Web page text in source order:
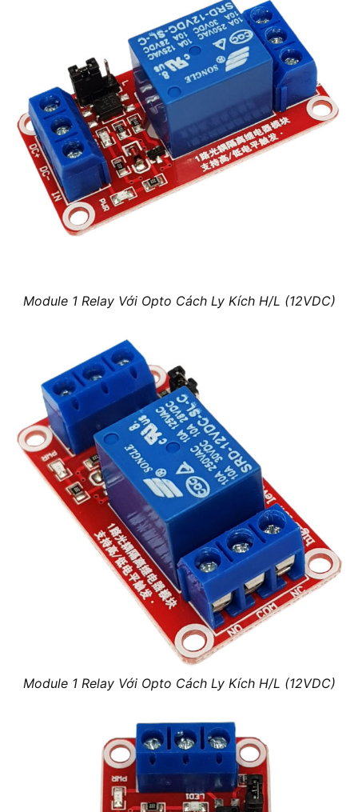
Module 1 Relay Với Opto Cách Ly Kích H/L (12VDC)
Module 1 Relay Với Opto Cách Ly Kích H/L (12VDC)